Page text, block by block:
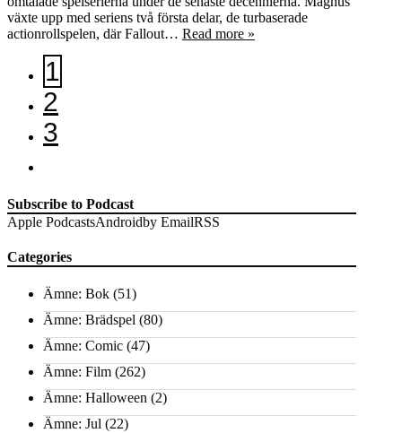
växte upp med seriens två första delar, de turbaserade
actionrollspelen, där Fallout… Read more »
1
2
3
Subscribe to Podcast
Apple PodcastsAndroidby EmailRSS
Categories
Ämne: Bok (51)
Ämne: Brädspel (80)
Ämne: Comic (47)
Ämne: Film (262)
Ämne: Halloween (2)
Ämne: Jul (22)